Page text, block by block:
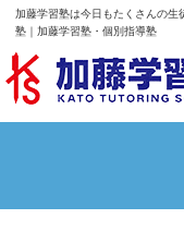
加藤学習塾は今日もたくさんの生
塾｜加藤学習塾・個別指導塾